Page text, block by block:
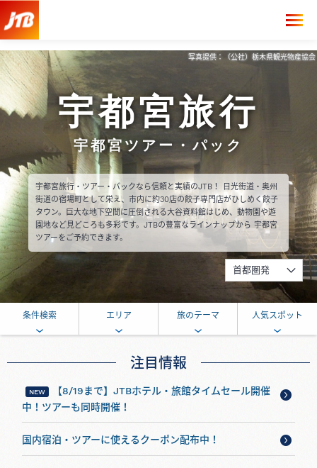
宇都宮旅行
宇都宮ツアー・パック
宇都宮旅行・ツアー・パックなら信頼と実績のJTB！ 日光街道・奥州
街道の宿場町として栄え、市内に約30店の餃子専門店がひしめく餃子
タウン。巨大な地下空間に圧倒される大谷資料館はじめ、動物園や遊
園地など見どころも多彩です。JTBの豊富なラインナップから 宇都宮
ツアーをご予約できます。
首都圏発
条件検索 エリア 旅のテーマ 人気スポット
写真提供：（公社）栃木県観光物産協会
注目情報
【8/19まで】JTBホテル・旅館タイムセール開催
中！ツアーも同時開催！
国内宿泊・ツアーに使えるクーポン配布中！